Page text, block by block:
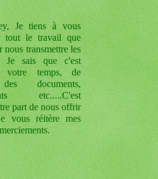
Je tiens à vous
tout le travail que
nous transmettre les
Je sais que c'est
votre temps, de
documents,
etc.....C'est
part de nous offrir
vous réitère mes